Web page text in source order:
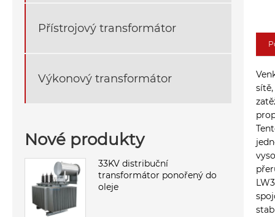
Přístrojový transformátor
Výkonový transformátor
Nové produkty
33KV distribuční
transformátor ponořený do
oleje